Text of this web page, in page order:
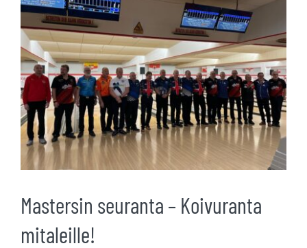
isompana
Mastersin seuranta – Koivuranta
mitaleille!